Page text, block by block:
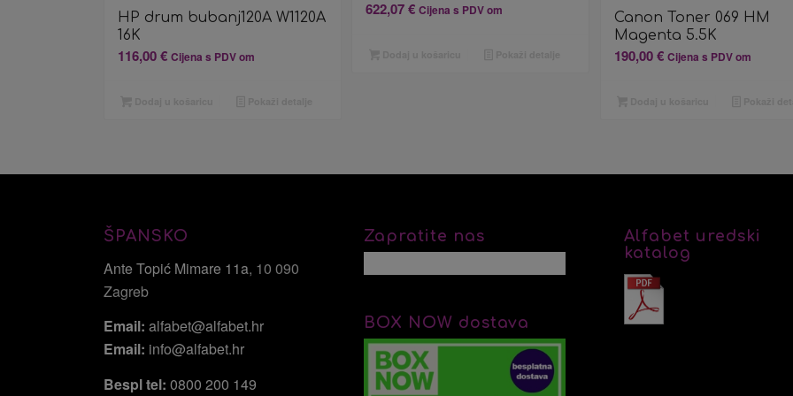
HP drum bubanj120A W1120A
16K
116,00€ Cijena s PDV om
622,07€ Cijena s PDV om
Canon Toner 069 HM
Magenta 5.5K
190,00€ Cijena s PDV om
ŠPANSKO
Ante Topić Mimare 11a, 10 090
Zagreb
Email: alfabet@alfabet.hr
Email: info@alfabet.hr
Bespl tel: 0800 200 149
Zapratite nas
BOX NOW dostava
Alfabet uredski
katalog